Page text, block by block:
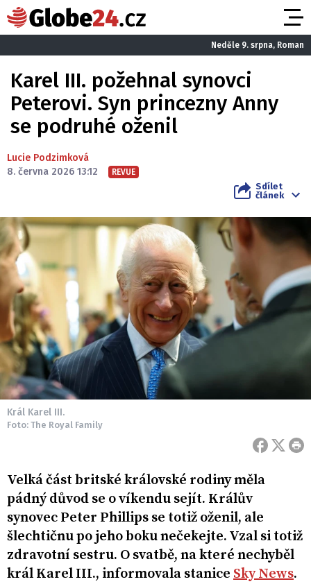
Neděle 9. srpna, Roman
Karel III. požehnal synovci
Peterovi. Syn princezny Anny
se podruhé oženil
Lucie Podzimková
8. června 2026 13:12
REVUE
Sdílet
článek
Král Karel III.
Foto: The Royal Family
Velká část britské královské rodiny měla
pádný důvod se o víkendu sejít. Králův
synovec Peter Phillips se totiž oženil, ale
šlechtičnu po jeho boku nečekejte. Vzal si totiž
zdravotní sestru. O svatbě, na které nechyběl
král Karel III., informovala stanice Sky News.